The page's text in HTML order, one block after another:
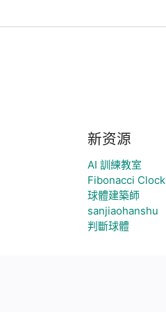
新资源
AI 訓練教室
Fibonacci Clock
球體建築師
sanjiaohanshu
判斷球體